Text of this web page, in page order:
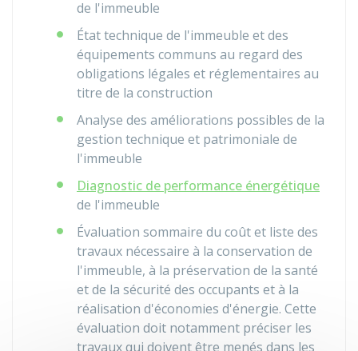
de l'immeuble
État technique de l'immeuble et des
équipements communs au regard des
obligations légales et réglementaires au
titre de la construction
Analyse des améliorations possibles de la
gestion technique et patrimoniale de
l'immeuble
Diagnostic de performance énergétique
de l'immeuble
Évaluation sommaire du coût et liste des
travaux nécessaire à la conservation de
l'immeuble, à la préservation de la santé
et de la sécurité des occupants et à la
réalisation d'économies d'énergie. Cette
évaluation doit notamment préciser les
travaux qui doivent être menés dans les